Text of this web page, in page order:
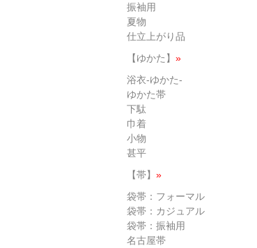
振袖用
夏物
仕立上がり品
【ゆかた】 »
浴衣-ゆかた-
ゆかた帯
下駄
巾着
小物
甚平
【帯】 »
袋帯：フォーマル
袋帯：カジュアル
袋帯：振袖用
名古屋帯